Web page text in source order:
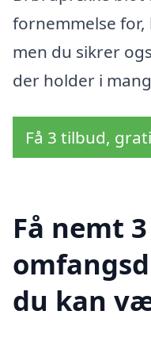
fornemmelse
men du sikrer
der holder i
Få 3 tilbud,
Få nemt
du kan